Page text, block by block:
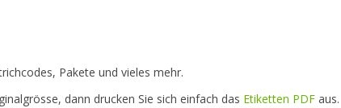
Pakete und vieles mehr.
dann drucken Sie sich einfach das Etiketten PDF aus.